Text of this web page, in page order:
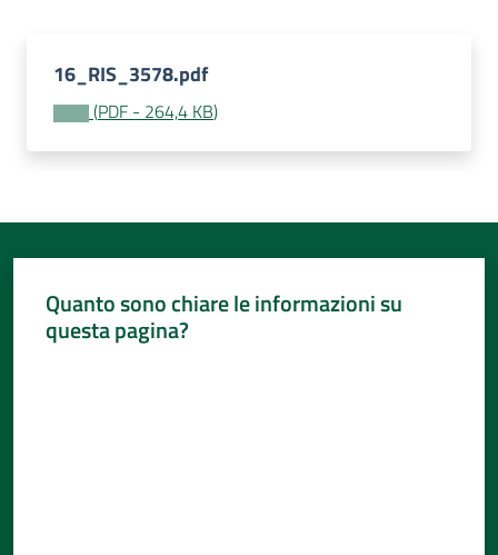
16_RIS_3578.pdf
(PDF - 264,4 KB)
Quanto sono chiare le informazioni su
questa pagina?